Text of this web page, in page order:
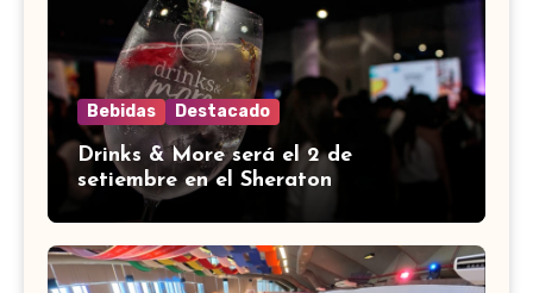
Bebidas Destacado
Drinks & More será el 2 de
setiembre en el Sheraton